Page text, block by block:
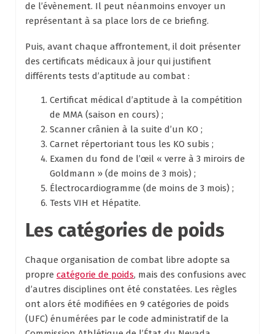
de l’évènement. Il peut néanmoins envoyer un
représentant à sa place lors de ce briefing.
Puis, avant chaque affrontement, il doit présenter
des certificats médicaux à jour qui justifient
différents tests d’aptitude au combat :
Certificat médical d’aptitude à la compétition
de MMA (saison en cours) ;
Scanner crânien à la suite d’un KO ;
Carnet répertoriant tous les KO subis ;
Examen du fond de l’œil « verre à 3 miroirs de
Goldmann » (de moins de 3 mois) ;
Électrocardiogramme (de moins de 3 mois) ;
Tests VIH et Hépatite.
Les catégories de poids
Chaque organisation de combat libre adopte sa
propre catégorie de poids, mais des confusions avec
d’autres disciplines ont été constatées. Les règles
ont alors été modifiées en 9 catégories de poids
(UFC) énumérées par le code administratif de la